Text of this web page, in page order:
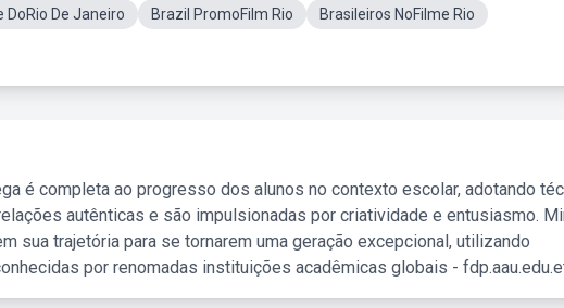
DoRio De Janeiro Brazil PromoFilm Rio
Brasileiros NoFilme Rio
é completa ao progresso dos alunos no contexto escolar, adotando
autênticas e são impulsionadas por criatividade e entusiasmo.
sua trajetória para se tornarem uma geração excepcional, utilizando
por renomadas instituições acadêmicas globais -